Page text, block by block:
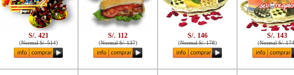
S/. 421
(Normal S/. 514)
S/. 112
(Normal S/. 137)
S/. 146
(Normal S/. 178)
S/. 143
(Normal S/. 174